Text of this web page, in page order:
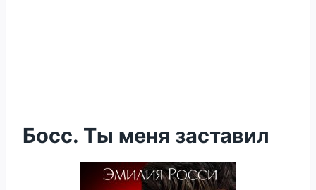
Босс. Ты меня заставил